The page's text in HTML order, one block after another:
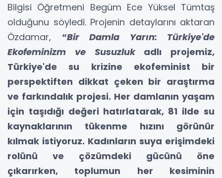
Bilgisi Öğretmeni Begüm Ece Yüksel Tümtaş
olduğunu söyledi. Projenin detaylarını aktaran
Özdamar, “Bir Damla Yarın: Türkiye'de
Ekofeminizm ve Susuzlukadlı projemiz,
Türkiye'de su krizine ekofeminist bir
perspektiften dikkat çeken bir araştırma
ve farkındalık projesi. Her damlanın yaşam
için taşıdığı değeri hatırlatarak, 81 ilde su
kaynaklarının tükenme hızını görünür
kılmak istiyoruz. Kadınların suya erişimdeki
rolünü ve çözümdeki gücünü öne
çıkarırken, toplumun her kesiminin